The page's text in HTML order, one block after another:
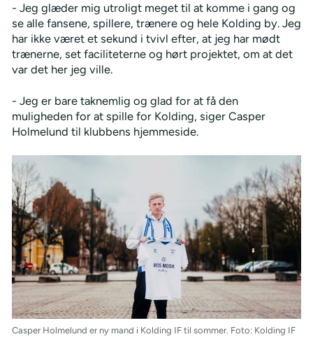
- Jeg glæder mig utroligt meget til at komme i gang og
se alle fansene, spillere, trænere og hele Kolding by. Jeg
har ikke været et sekund i tvivl efter, at jeg har mødt
trænerne, set faciliteterne og hørt projektet, om at det
var det her jeg ville.
- Jeg er bare taknemlig og glad for at få den
muligheden for at spille for Kolding, siger Casper
Holmelund til klubbens hjemmeside.
Casper Holmelund er ny mand i Kolding IF til sommer. Foto: Kolding IF